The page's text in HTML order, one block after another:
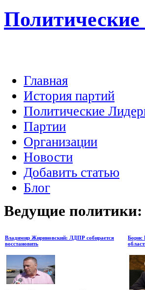
Политические
Главная
История партий
Политические
Партии
Организации
Новости
Добавить статью
Блог
Ведущие политики:
Владимир Жириновский: ЛДПР собирается
восстановить
Борис